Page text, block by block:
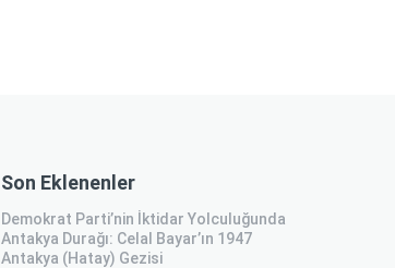
Son Eklenenler
Demokrat Parti’nin İktidar Yolculuğunda
Antakya Durağı: Celal Bayar’ın 1947
Antakya (Hatay) Gezisi